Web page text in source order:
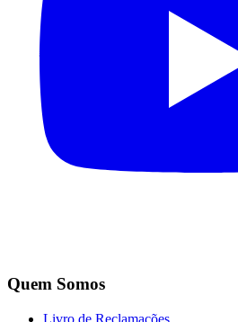
Quem Somos
Livro de Reclamações